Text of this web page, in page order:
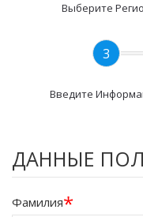
Выберите
3
Введите
ДАННЫЕ
Фамилия*